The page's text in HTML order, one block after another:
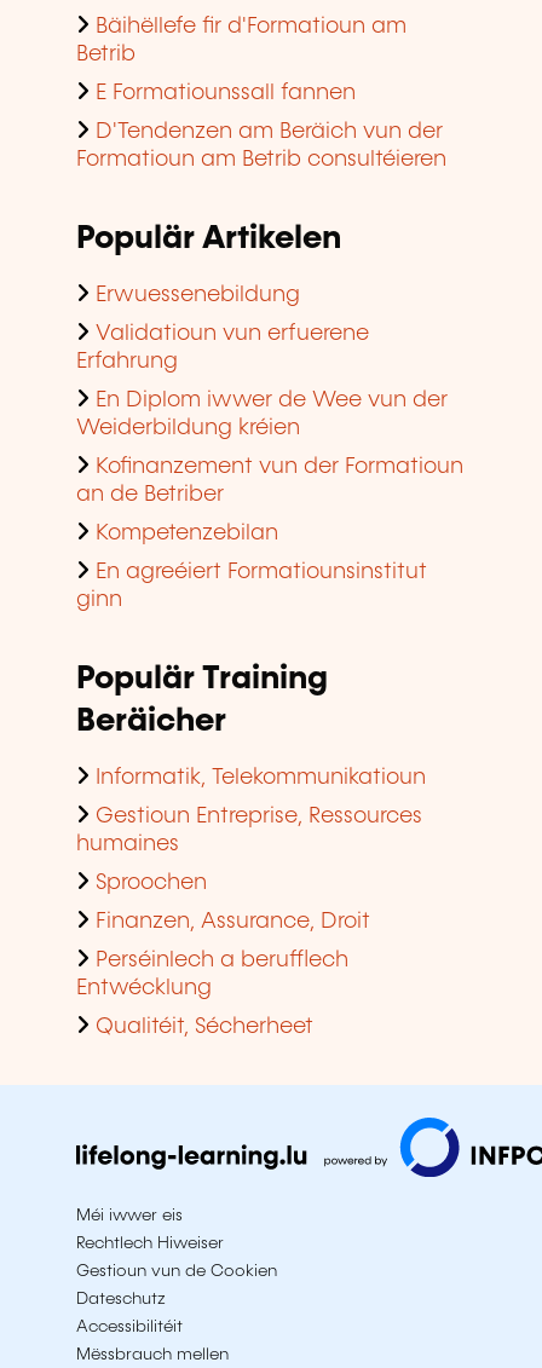
Bäihëllefe fir d'Formatioun am
Betrib
E Formatiounssall fannen
D'Tendenzen am Beräich vun der
Formatioun am Betrib consultéieren
Populär Artikelen
Erwuessenebildung
Validatioun vun erfuerene
Erfahrung
En Diplom iwwer de Wee vun der
Weiderbildung kréien
Kofinanzement vun der Formatioun
an de Betriber
Kompetenzebilan
En agreéiert Formatiounsinstitut
ginn
Populär Training
Beräicher
Informatik, Telekommunikatioun
Gestioun Entreprise, Ressources
humaines
Sproochen
Finanzen, Assurance, Droit
Perséinlech a berufflech
Entwécklung
Qualitéit, Sécherheet
Méi iwwer eis
Rechtlech Hiweiser
Gestioun vun de Cookien
Dateschutz
Accessibilitéit
Mëssbrauch mellen